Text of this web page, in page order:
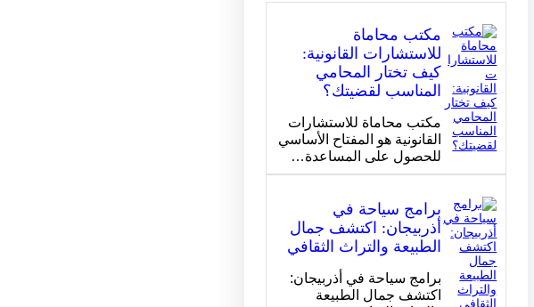
مكتب محاماة
للاستشارات القانونية:
كيف تختار المحامي
المناسب لقضيتك؟
مكتب محاماة للاستشارات
القانونية هو المفتاح الأساسي
للحصول على المساعدة…
برامج سياحة في
أذربيجان: اكتشف جمال
الطبيعة والتراث الثقافي
برامج سياحة في أذربيجان:
اكتشف جمال الطبيعة